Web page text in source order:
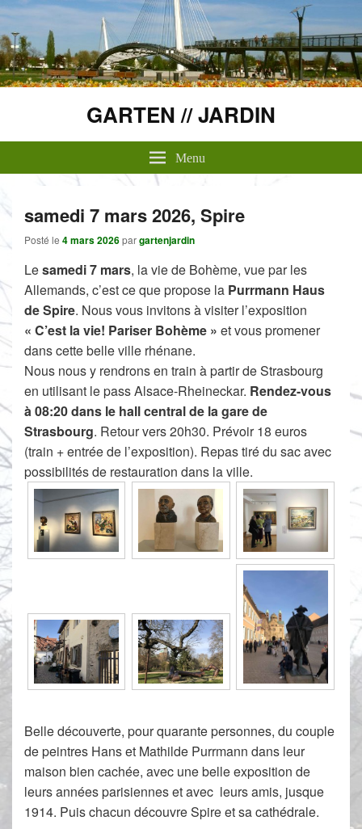
GARTEN // JARDIN
Menu
samedi 7 mars 2026, Spire
Posté le 4 mars 2026pargartenjardin
Lesamedi 7 mars, la vie de Bohème, vue par les
Allemands, c’est ce que propose la Purrmann Haus
de Spire. Nous vous invitons à visiter l’exposition
« C’est la vie! Pariser Bohème » et vous promener
dans cette belle ville rhénane.
Nous nous y rendrons en train à partir de Strasbourg
en utilisant le pass Alsace-Rheineckar. Rendez-vous
à 08:20 dans le hall central de la gare de
Strasbourg. Retour vers 20h30. Prévoir 18 euros
(train + entrée de l’exposition). Repas tiré du sac avec
possibilités de restauration dans la ville.
Belle découverte, pour quarante personnes, du couple
de peintres Hans et Mathilde Purrmann dans leur
maison bien cachée, avec une belle exposition de
leurs années parisiennes et avec leurs amis, jusque
1914. Puis chacun découvre Spire et sa cathédrale.